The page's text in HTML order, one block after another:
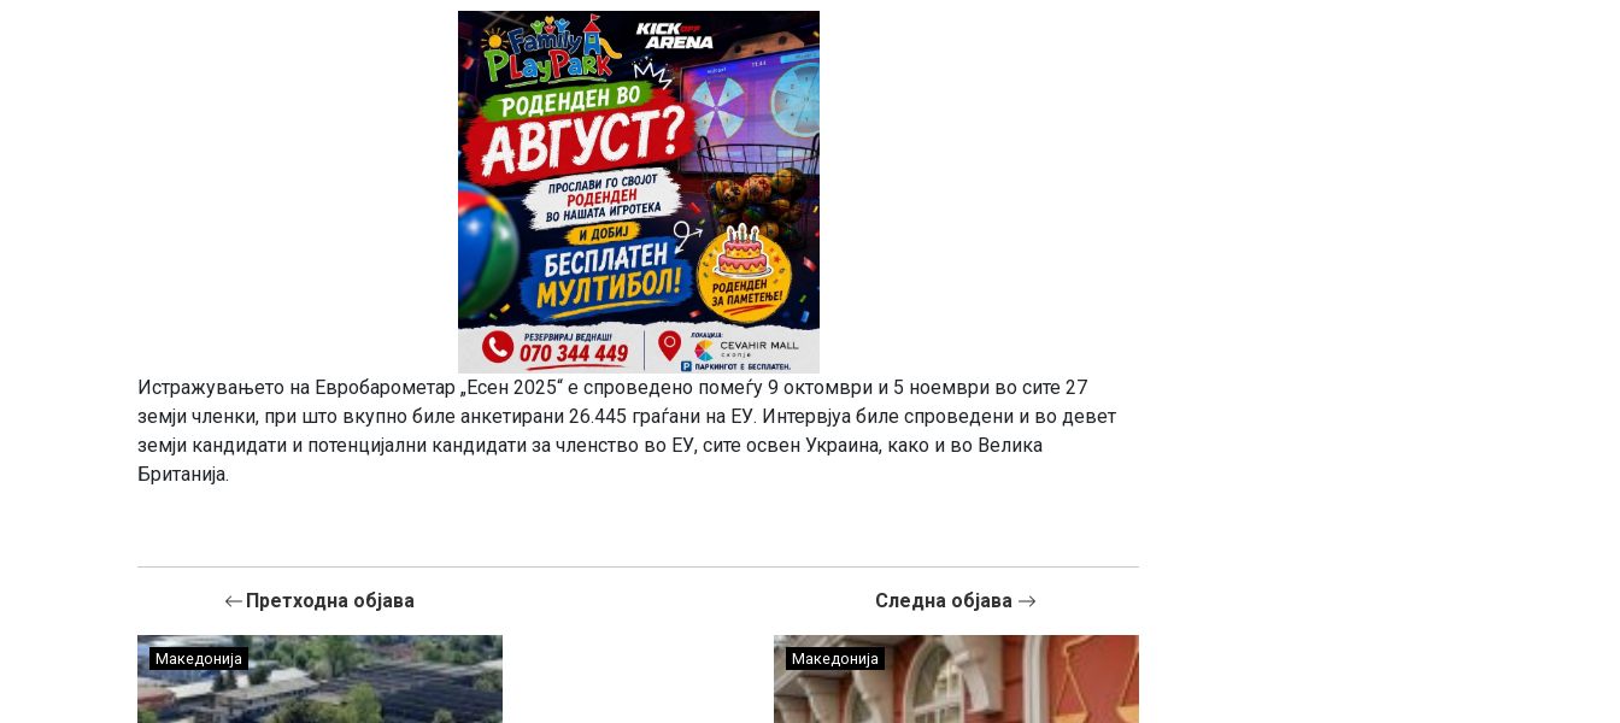
Истражувањето на Евробарометар „Есен 2025“ е спроведено помеѓу 9 октомври и 5 ноември во сите 27
земји членки, при што вкупно биле анкетирани 26.445 граѓани на ЕУ. Интервјуа биле спроведени и во девет
земји кандидати и потенцијални кандидати за членство во ЕУ, сите освен Украина, како и во Велика
Британија.
Претходна објава
Македонија
Следна објава
Македонија